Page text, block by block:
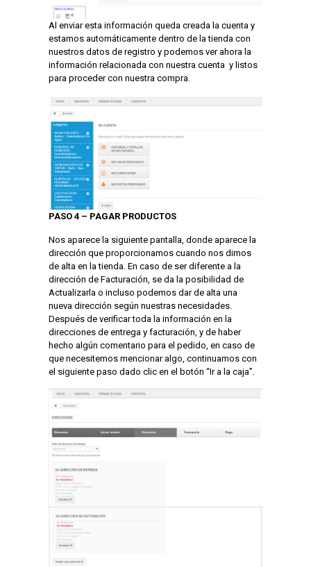
Al enviar esta información queda creada la cuenta y
estamos automáticamente dentro de la tienda con
nuestros datos de registro y podemos ver ahora la
información relacionada con nuestra cuenta y listos
para proceder con nuestra compra.
PASO 4 – PAGAR PRODUCTOS
Nos aparece la siguiente pantalla, donde aparece la
dirección que proporcionamos cuando nos dimos
de alta en la tienda. En caso de ser diferente a la
dirección de Facturación, se da la posibilidad de
Actualizarla o incluso podemos dar de alta una
nueva dirección según nuestras necesidades.
Después de verificar toda la información en la
direcciones de entrega y facturación, y de haber
hecho algún comentario para el pedido, en caso de
que necesitemos mencionar algo, continuamos con
el siguiente paso dado clic en el botón “Ir a la caja”.